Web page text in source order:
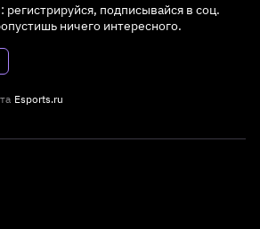
подписывайся в соц.
ничего интересного.
Esports.ru